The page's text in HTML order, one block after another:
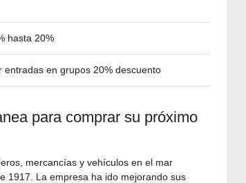
hasta 20%
entradas en grupos 20% descuento
para comprar su próximo
mercancías y vehículos en el mar
1917. La empresa ha ido mejorando sus